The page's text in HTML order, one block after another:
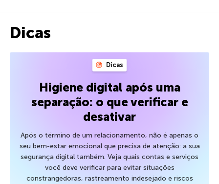
Dicas
Dicas
Higiene digital após uma
separação: o que verificar e
desativar
Após o término de um relacionamento, não é apenas o
seu bem-estar emocional que precisa de atenção: a sua
segurança digital também. Veja quais contas e serviços
você deve verificar para evitar situações
constrangedoras, rastreamento indesejado e riscos